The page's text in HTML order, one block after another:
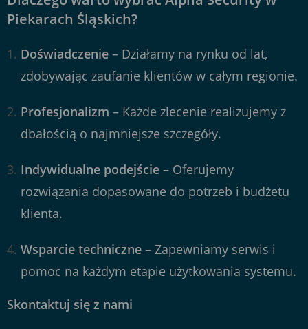
Piekarach Śląskich?
Doświadczenie – Działamy na rynku od lat,
zdobywając zaufanie klientów w całym regionie.
Profesjonalizm – Każde zlecenie realizujemy z
dbałością o najmniejsze szczegóły.
Indywidualne podejście – Oferujemy
rozwiązania dopasowane do potrzeb i budżetu
klienta.
Wsparcie techniczne – Zapewniamy serwis i
pomoc na każdym etapie użytkowania systemu.
Skontaktuj się z nami